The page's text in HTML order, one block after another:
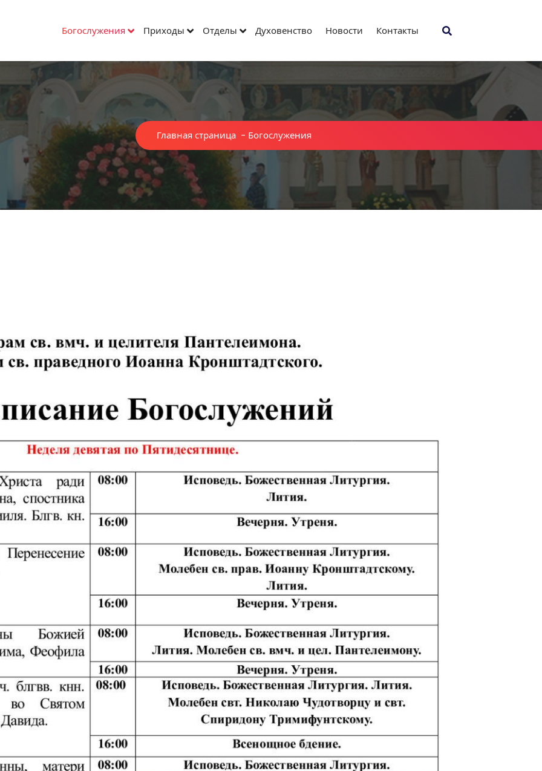
Богослужения Приходы Отделы Духовенство Новости Контакты
Главная страница - Богослужения